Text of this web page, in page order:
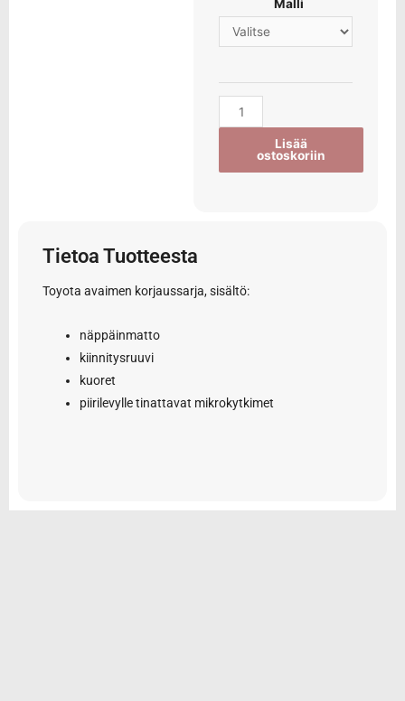
Malli
Lisää
ostoskoriin
Tietoa Tuotteesta
Toyota avaimen korjaussarja, sisältö:
näppäinmatto
kiinnitysruuvi
kuoret
piirilevylle tinattavat mikrokytkimet